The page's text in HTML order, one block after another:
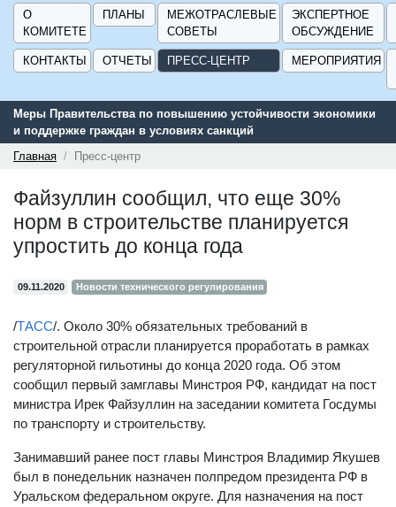
О
КОМИТЕТЕ
ПЛАНЫ
МЕЖОТРАСЛЕВЫЕ
СОВЕТЫ
ЭКСПЕРТНОЕ
ОБСУЖДЕНИЕ
КОНТАКТЫ ОТЧЕТЫ ПРЕСС-ЦЕНТР МЕРОПРИЯТИЯ
Меры Правительства по повышению устойчивости экономики
и поддержке граждан в условиях санкций
Главная
Пресс-центр
Файзуллин сообщил, что еще 30%
норм в строительстве планируется
упростить до конца года
09.11.2020 Новости технического регулирования
/ТАСС/. Около 30% обязательных требований в
строительной отрасли планируется проработать в рамках
регуляторной гильотины до конца 2020 года. Об этом
сообщил первый замглавы Минстроя РФ, кандидат на пост
министра Ирек Файзуллин на заседании комитета Госдумы
по транспорту и строительству.
Занимавший ранее пост главы Минстроя Владимир Якушев
был в понедельник назначен полпредом президента РФ в
Уральском федеральном округе. Для назначения на пост